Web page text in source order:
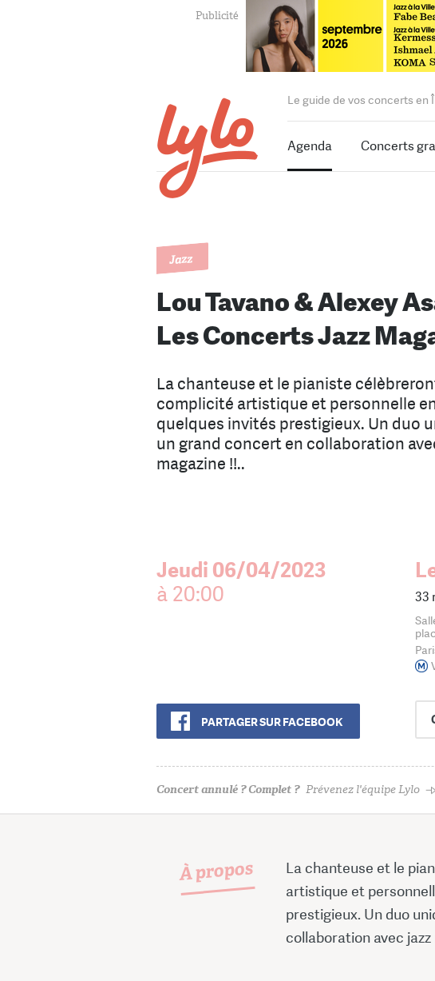
Le guide de vos concerts en
Agenda Concerts
Jazz
Lou Tavano & Alexey
Les Concerts Jazz
La chanteuse et le pianiste
complicité artistique et personnelle
quelques invités prestigieux. Un duo
un grand concert en collaboration
magazine !!..
Jeudi 06/04/2023
à 20:00
PARTAGER SUR FACEBOOK
33
Concert annulé ? Complet ? Prévenez l'équipe Lylo
À propos
La chanteuse et le
artistique et
prestigieux. Un duo
collaboration avec jazz